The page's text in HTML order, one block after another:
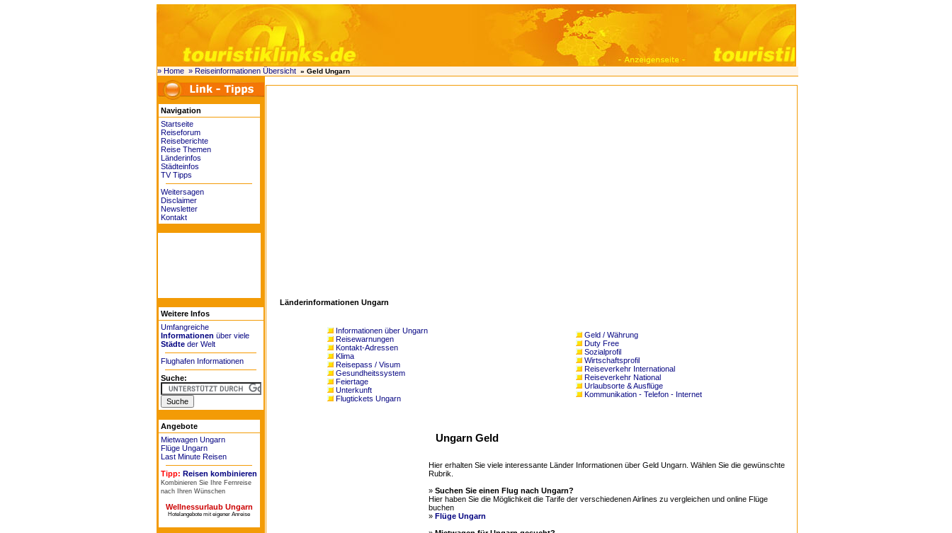
» Home » Reiseinformationen Übersicht » Geld Ungarn
Navigation
Startseite
Reiseforum
Reiseberichte
Reise Themen
Länderinfos
Städteinfos
TV Tipps
Weitersagen
Disclaimer
Newsletter
Kontakt
Weitere Infos
Umfangreiche
Informationen über viele
Städteder Welt
Flughafen Informationen
Suche:
Angebote
Mietwagen Ungarn
Flüge Ungarn
Last Minute Reisen
Tipp: Reisen kombinieren
Kombinieren Sie Ihre Fernreise
nach Ihren Wünschen
Wellnessurlaub Ungarn
Hotelangebote mit eigener Anreise
Länderinformationen Ungarn
Informationen über Ungarn
Reisewarnungen
Kontakt-Adressen
Klima
Reisepass / Visum
Gesundheitssystem
Feiertage
Unterkunft
Flugtickets Ungarn
Geld / Währung
Duty Free
Sozialprofil
Wirtschaftsprofil
Reiseverkehr International
Reiseverkehr National
Urlaubsorte & Ausflüge
Kommunikation - Telefon - Internet
Ungarn Geld
Hier erhalten Sie viele interessante Länder Informationen über Geld Ungarn. Wählen Sie die gewünschte
Rubrik.
» Suchen Sie einen Flug nach Ungarn?
Hier haben Sie die Möglichkeit die Tarife der verschiedenen Airlines zu vergleichen und online Flüge
buchen
» Flüge Ungarn